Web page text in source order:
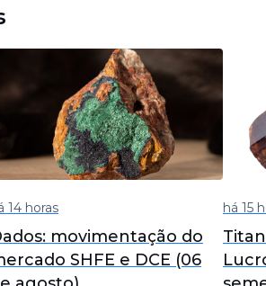
14 horas
movimentação do
SHFE e DCE (06
há 15